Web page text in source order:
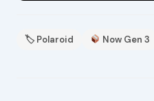
🏷 Polaroid Now Gen 3